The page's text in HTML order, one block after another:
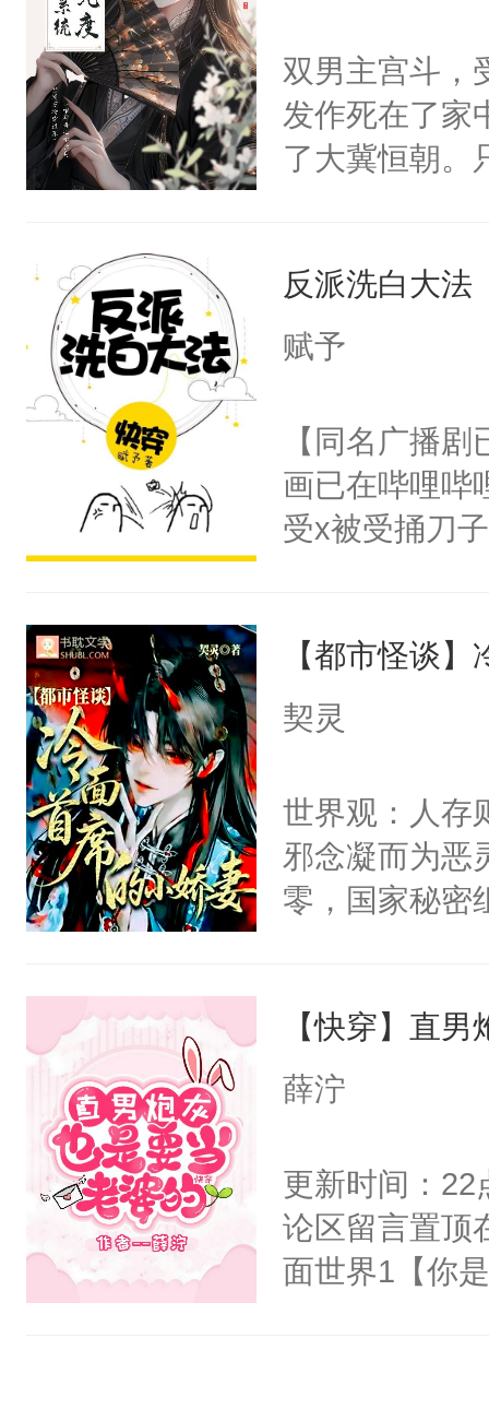
莲花可不止有
点脑袋，看着
常见问题一：
教科书版：“
母的微笑：“
留看着面前这
人，突然醒悟
卫天还没亮
腰：“陛下，
不好了！”“那
小白莲：“嘤
胡说，我没碰
不愧是大佬，
悉，嗷？这不
可以先看仙帝
双男主宫斗，
发作死在了家
了大冀恒朝。
惜被人暗害，
绝。主神知晓
朝，一个从
为三种性别。
构与男子相同
了一颗红色的
人，最终坐上
反派洗白大法
赋予
【同名广播
画已在哔哩哔
受x被受捅刀
病，一个个
上了还是无动
间变脸背叛他
的恶事他都对
一个权力滔天
右男主又报
他说：【您
年，存活下
再说一遍。】
【都市怪谈
契灵
世界观：人存
邪念凝而为恶
零，国家秘密
子嗣）。盘
孤独成性，被
嘴硬心软、宠
他才发现：他
氓，本体是全
来想逗逗人类
【快穿】直
薛泞
更新时间：22
论区留言置顶
面世界1【你